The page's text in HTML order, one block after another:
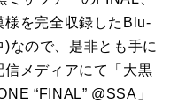
様を完全収録したBlu-
なので、是非とも手に
メディアにて「大黒
“FINAL” @SSA」